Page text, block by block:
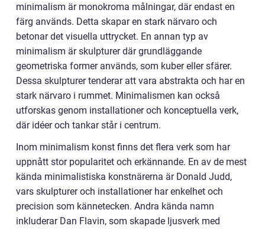
minimalism är monokroma målningar, där endast en
färg används. Detta skapar en stark närvaro och
betonar det visuella uttrycket. En annan typ av
minimalism är skulpturer där grundläggande
geometriska former används, som kuber eller sfärer.
Dessa skulpturer tenderar att vara abstrakta och har en
stark närvaro i rummet. Minimalismen kan också
utforskas genom installationer och konceptuella verk,
där idéer och tankar står i centrum.
Inom minimalism konst finns det flera verk som har
uppnått stor popularitet och erkännande. En av de mest
kända minimalistiska konstnärerna är Donald Judd,
vars skulpturer och installationer har enkelhet och
precision som kännetecken. Andra kända namn
inkluderar Dan Flavin, som skapade ljusverk med